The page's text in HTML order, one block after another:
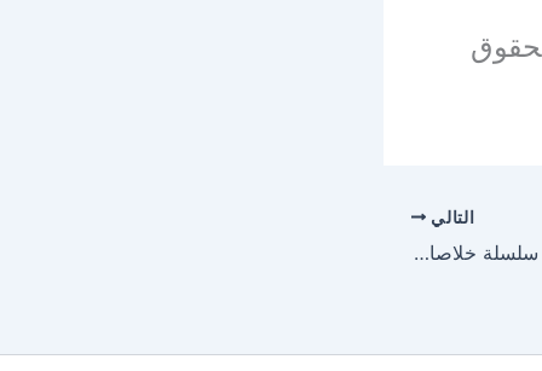
التالي
كتاب أعظم من القوة – سلسلة خلاصا مقدسا ج17 للأنبا مقار أسقف الشرقية